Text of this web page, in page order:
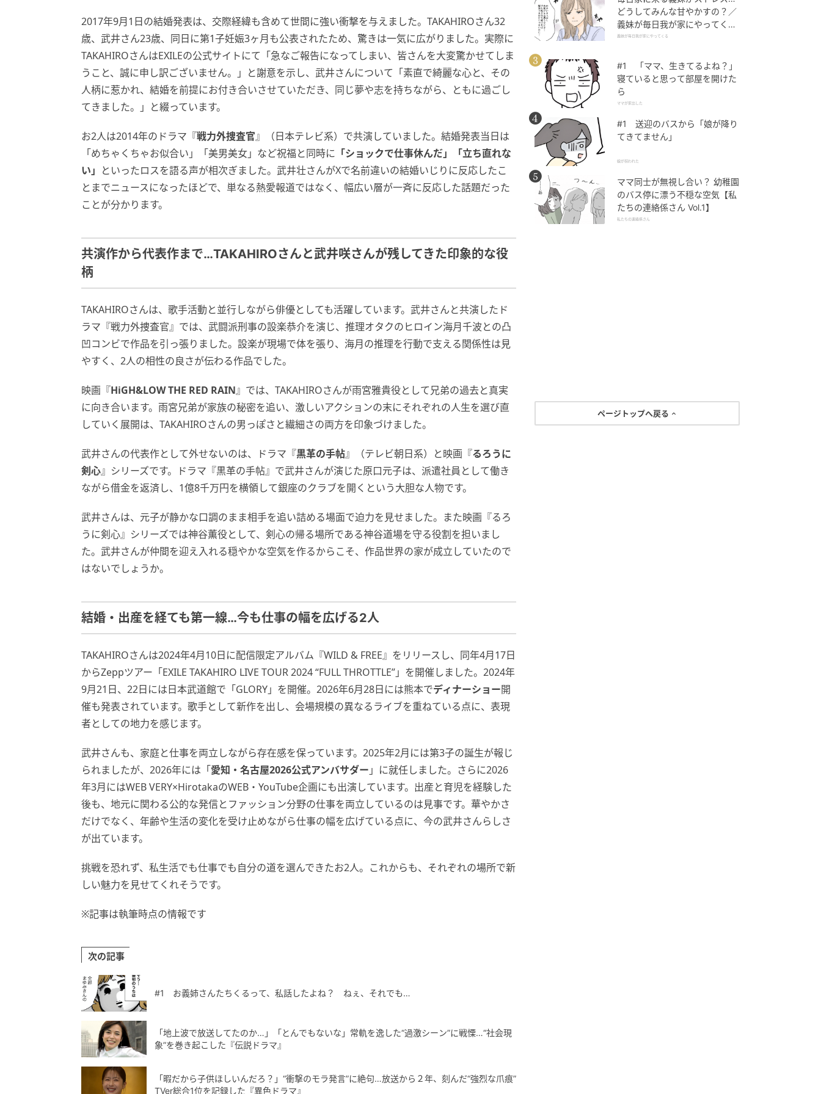
2017年9月1日の結婚発表は、交際経緯も含めて世間に強い衝撃を与えました。TAKAHIROさん32
歳、武井さん23歳、同日に第1子妊娠3ヶ月も公表されたため、驚きは一気に広がりました。実際に
TAKAHIROさんはEXILEの公式サイトにて「急なご報告になってしまい、皆さんを大変驚かせてしま
うこと、誠に申し訳ございません。」と謝意を示し、武井さんについて「素直で綺麗な心と、その
人柄に惹かれ、結婚を前提にお付き合いさせていただき、同じ夢や志を持ちながら、ともに過ごし
てきました。」と綴っています。
お2人は2014年のドラマ『戦力外捜査官』（日本テレビ系）で共演していました。結婚発表当日は
「めちゃくちゃお似合い」「美男美女」など祝福と同時に 「ショックで仕事休んだ」「立ち直れな
い」 といったロスを語る声が相次ぎました。武井壮さんがXで名前違いの結婚いじりに反応したこ
とまでニュースになったほどで、単なる熱愛報道ではなく、幅広い層が一斉に反応した話題だった
ことが分かります。
共演作から代表作まで…TAKAHIROさんと武井咲さんが残してきた印象的な役
柄
TAKAHIROさんは、歌手活動と並行しながら俳優としても活躍しています。武井さんと共演したド
ラマ『戦力外捜査官』では、武闘派刑事の設楽恭介を演じ、推理オタクのヒロイン海月千波との凸
凹コンビで作品を引っ張りました。設楽が現場で体を張り、海月の推理を行動で支える関係性は見
やすく、2人の相性の良さが伝わる作品でした。
映画『HiGH&LOW THE RED RAIN』では、TAKAHIROさんが雨宮雅貴役として兄弟の過去と真実
に向き合います。雨宮兄弟が家族の秘密を追い、激しいアクションの末にそれぞれの人生を選び直
していく展開は、TAKAHIROさんの男っぽさと繊細さの両方を印象づけました。
武井さんの代表作として外せないのは、ドラマ『黒革の手帖』（テレビ朝日系）と映画『るろうに
剣心』シリーズです。ドラマ『黒革の手帖』で武井さんが演じた原口元子は、派遣社員として働き
ながら借金を返済し、1億8千万円を横領して銀座のクラブを開くという大胆な人物です。
武井さんは、元子が静かな口調のまま相手を追い詰める場面で迫力を見せました。また映画『るろ
うに剣心』シリーズでは神谷薫役として、剣心の帰る場所である神谷道場を守る役割を担いまし
た。武井さんが仲間を迎え入れる穏やかな空気を作るからこそ、作品世界の家が成立していたので
はないでしょうか。
結婚・出産を経ても第一線…今も仕事の幅を広げる2人
TAKAHIROさんは2024年4月10日に配信限定アルバム『WILD & FREE』をリリースし、同年4月17日
からZeppツアー「EXILE TAKAHIRO LIVE TOUR 2024 “FULL THROTTLE”」を開催しました。2024年
9月21日、22日には日本武道館で「GLORY」を開催。2026年6月28日には熊本でディナーショー開
催も発表されています。歌手として新作を出し、会場規模の異なるライブを重ねている点に、表現
者としての地力を感じます。
武井さんも、家庭と仕事を両立しながら存在感を保っています。2025年2月には第3子の誕生が報じ
られましたが、2026年には「愛知・名古屋2026公式アンバサダー 」に就任しました。さらに2026
年3月にはWEB VERY×HirotakaのWEB・YouTube企画にも出演しています。出産と育児を経験した
後も、地元に関わる公的な発信とファッション分野の仕事を両立しているのは見事です。華やかさ
だけでなく、年齢や生活の変化を受け止めながら仕事の幅を広げている点に、今の武井さんらしさ
が出ています。
挑戦を恐れず、私生活でも仕事でも自分の道を選んできたお2人。これからも、それぞれの場所で新
しい魅力を見せてくれそうです。
※記事は執筆時点の情報です
次の記事
#1 お義姉さんたちくるって、私話したよね？ ねぇ、それでも…
「地上波で放送してたのか…」「とんでもないな」常軌を逸した“過激シーン”に戦慄…“社会現
象”を巻き起こした『伝説ドラマ』
「暇だから子供ほしいんだろ？」“衝撃のモラ発言”に絶句…放送から２年、刻んだ“強烈な爪痕”
TVer総合1位を記録した『異色ドラマ』
どうしてみんな甘やかすの？／
義妹が毎日我が家にやってくる
（1）【義父母がシンドイんで
義妹が毎日我が家にやってくる
#1 「ママ、生きてるよね？」
寝ていると思って部屋を開けた
ら
ママが家出した
#1 送迎のバスから「娘が降り
てきてません」
娘が拐われた
ママ同士が無視し合い？ 幼稚園
のバス停に漂う不穏な空気【私
たちの連絡係さん Vol.1】
私たちの連絡係さん
ページトップへ戻る